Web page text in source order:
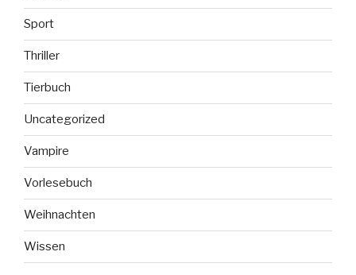
Sport
Thriller
Tierbuch
Uncategorized
Vampire
Vorlesebuch
Weihnachten
Wissen